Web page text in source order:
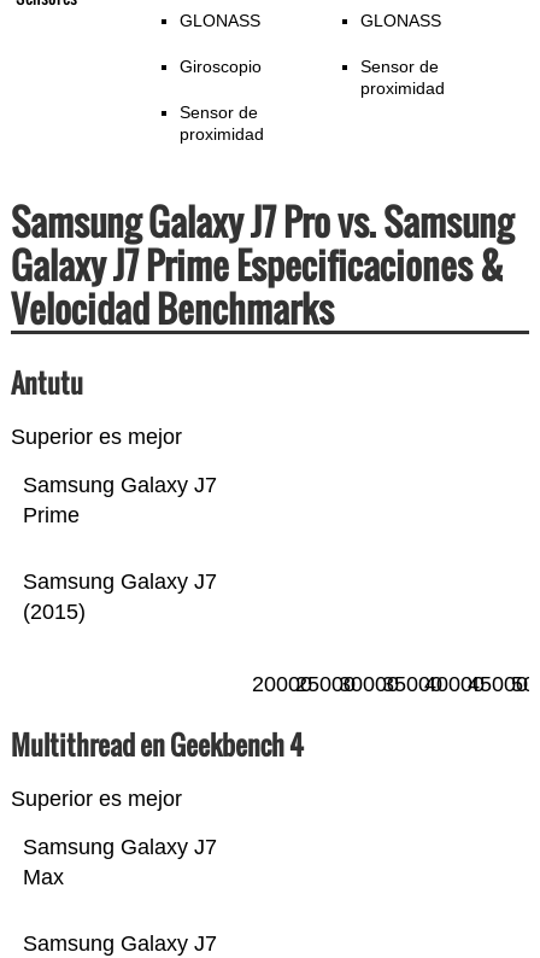
GLONASS
Giroscopio
Sensor de
proximidad
GLONASS
Sensor de
proximidad
Samsung Galaxy J7 Pro vs. Samsung
Galaxy J7 Prime Especificaciones &
Velocidad Benchmarks
Antutu
Superior es mejor
Samsung Galaxy J7
(2015)
Samsung Galaxy J7
Prime
200002500030000350004000045000
Multithread en Geekbench 4
Superior es mejor
Samsung Galaxy J7
Samsung Galaxy J7
Max